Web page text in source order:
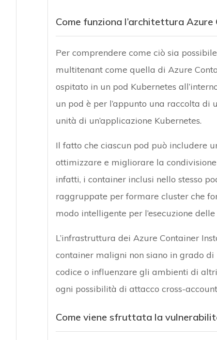
Come funziona l’architettura
Per comprendere come ciò sia
multitenant come quella di Azure
ospitato in un pod Kubernetes
un pod è per l’appunto una raccolta di
unità di un’applicazione Kubernetes.
Il fatto che ciascun pod può includere
ottimizzare e migliorare la
infatti, i container inclusi nello stesso
raggruppate per formare cluster che
modo intelligente per l’esecuzione
L’infrastruttura dei Azure Container
container maligni non siano in grado
codice o influenzare gli ambienti di
ogni possibilità di attacco cross-
Come viene sfruttata la